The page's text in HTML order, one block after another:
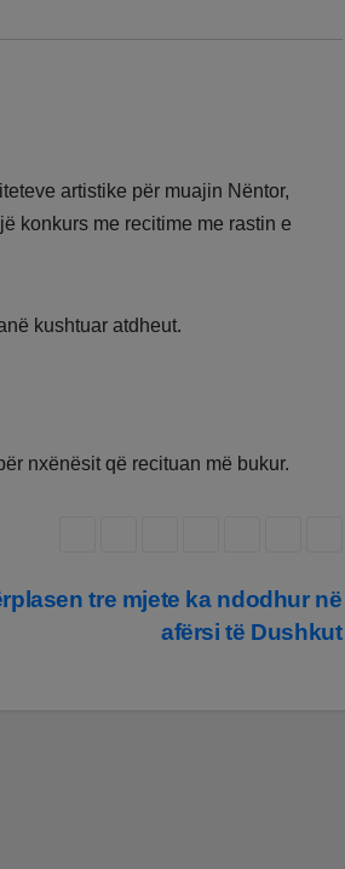
artistike për muajin Nëntor,
konkurs me recitime me rastin e
kushtuar atdheut.
nxënësit që recituan më bukur.
tre mjete ka ndodhur në
afërsi të Dushkut